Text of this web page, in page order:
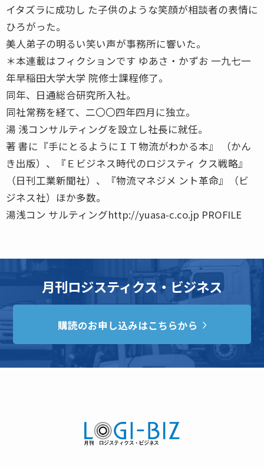
イタズラに成功し た子供のような笑顔が相談者の表情に
ひろがった。
美人弟子の明るい笑い声が事務所に響いた。
＊本連載はフィクションです ゆあさ・かずお 一九七一
年早稲田大学大学 院修士課程修了。
同年、日通総合研究所入社。
同社常務を経て、二〇〇四年四月に独立。
湯 浅コンサルティングを設立し社長に就任。
著 書に『手にとるようにＩＴ物流がわかる本』 （かん
き出版）、『Ｅビジネス時代のロジスティ クス戦略』
（日刊工業新聞社）、『物流マネジメ ント革命』（ビ
ジネス社）ほか多数。
湯浅コン サルティングhttp://yuasa-c.co.jp PROFILE
月刊ロジスティクス・ビジネス
購読のお申し込みはこちらから